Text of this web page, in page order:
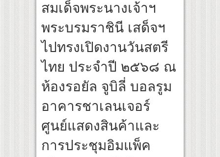
นังระดับโลก “ปู่ม่านย่าม่าน” เรียนรู้นวัตกรรมผักเชียงดาใน “หอมแผ่นดินฯ”
มยักษ์ ‘คุณยายวรนาฏ’ (INHERIT) เตรียมคายตะขาบหนังไทยในรอบปฐมทัศน์โลก ณ
สุดชีวิต โกนหัวรับบทแม่ชี นำทีมนักแสดงประชันความสยอง!
“Under Her Rules ใต้เงาจันทรา” เปิดเคมี “อุ้ม–มีนา” ประกบคู่ครั้งสำคัญ ชวนแฟนปั
สมเด็จพระนางเจ้าฯ
พระบรมราชินี เสด็จฯ
ไปทรงเปิดงานวันสตรี
ไทย ประจำปี ๒๕๖๘ ณ
ห้องรอยัล จูบิลี่ บอลรูม
อาคารชาเลนเจอร์
ศูนย์แสดงสินค้าและ
การประชุมอิมแพ็ค